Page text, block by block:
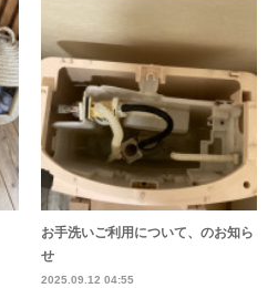
お手洗いご利用について、のお知ら
せ
2025.09.12 04:55